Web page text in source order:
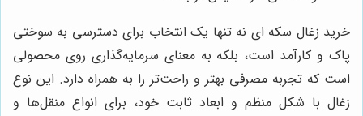
خرید زغال سکه ای نه تنها یک انتخاب برای دسترسی به سوختی
پاک و کارآمد است، بلکه به معنای سرمایه‌گذاری روی محصولی
است که تجربه مصرفی بهتر و راحت‌تر را به همراه دارد. این نوع
زغال با شکل منظم و ابعاد ثابت خود، برای انواع منقل‌ها و